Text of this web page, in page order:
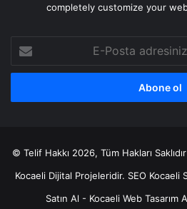
completely customize your
Posta
adresinizi
© Telif Hakkı 2026, Tüm Hakları
Kocaeli Dijital Projeleridir. SEO Kocaeli
Satın Al - Kocaeli Web Tasarım